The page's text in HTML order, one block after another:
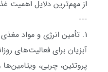
از مهم‌ترین دلایل اهمیت
---
1. تأمین انرژی و مواد مغذی
آبزیان برای فعالیت‌های
پروتئین، چربی،